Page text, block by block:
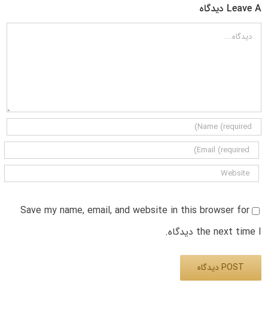
Leave A دیدگاه
دیدگاه
Save my name, email, and website in this browser for
the next time I دیدگاه.